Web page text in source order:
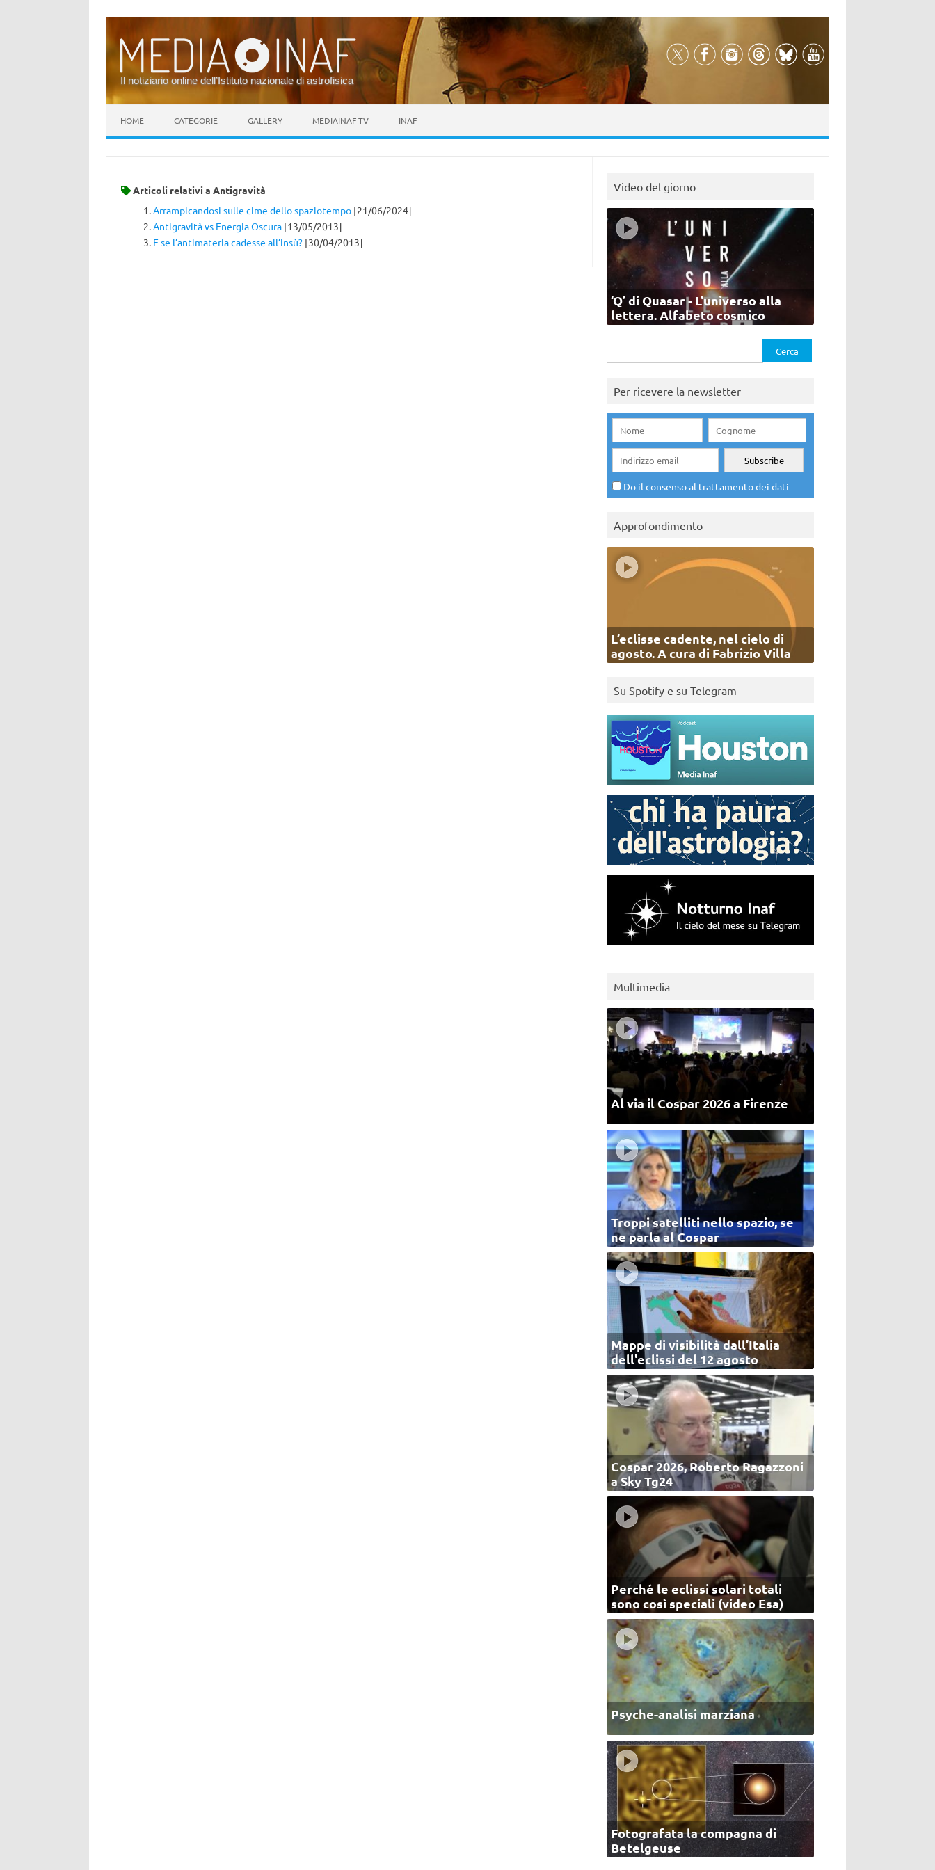
Il notiziario online dell’Istituto nazionale di astrofisica
HOME CATEGORIE GALLERY MEDIAINAF TV INAF
Articoli relativi a Antigravità
Arrampicandosi sulle cime dello spaziotempo[21/06/2024]
Antigravità vs Energia Oscura[13/05/2013]
E se l’antimateria cadesse all’insù?[30/04/2013]
Video del giorno
‘Q’ di Quasar - L'universo alla
lettera. Alfabeto cosmico
per:
Per ricevere la newsletter
Do il consenso al trattamento dei dati
Approfondimento
L’eclisse cadente, nel cielo di
agosto. A cura di Fabrizio Villa
Su Spotify e su Telegram
Multimedia
Al via il Cospar 2026 a Firenze
Troppi satelliti nello spazio, se
ne parla al Cospar
Mappe di visibilità dall’Italia
dell'eclissi del 12 agosto
Cospar 2026, Roberto Ragazzoni
a Sky Tg24
Perché le eclissi solari totali
sono così speciali (video Esa)
Psyche-analisi marziana
Fotografata la compagna di
Betelgeuse